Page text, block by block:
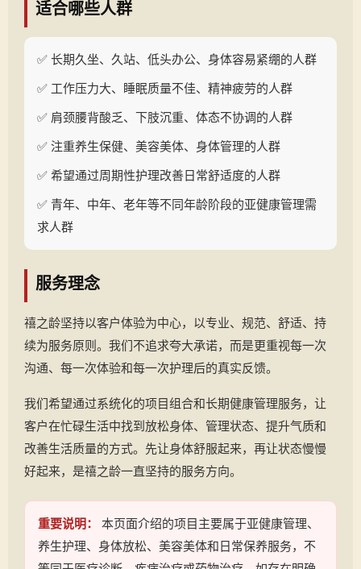
适合哪些人群
✅ 长期久坐、久站、低头办公、身体容易紧绷的人群
✅ 工作压力大、睡眠质量不佳、精神疲劳的人群
✅ 肩颈腰背酸乏、下肢沉重、体态不协调的人群
✅ 注重养生保健、美容美体、身体管理的人群
✅ 希望通过周期性护理改善日常舒适度的人群
✅ 青年、中年、老年等不同年龄阶段的亚健康管理需
求人群
服务理念
禧之龄坚持以客户体验为中心，以专业、规范、舒适、持
续为服务原则。我们不追求夸大承诺，而是更重视每一次
沟通、每一次体验和每一次护理后的真实反馈。
我们希望通过系统化的项目组合和长期健康管理服务，让
客户在忙碌生活中找到放松身体、管理状态、提升气质和
改善生活质量的方式。先让身体舒服起来，再让状态慢慢
好起来，是禧之龄一直坚持的服务方向。
重要说明：
本页面介绍的项目主要属于亚健康管理、
养生护理、身体放松、美容美体和日常保养服务，不